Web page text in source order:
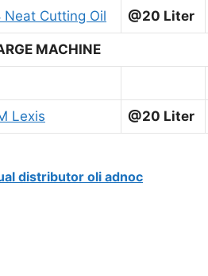
Neat Cutting Oil @20 Liter
MACHINE
Lexis @20 Liter
distributor oli adnoc